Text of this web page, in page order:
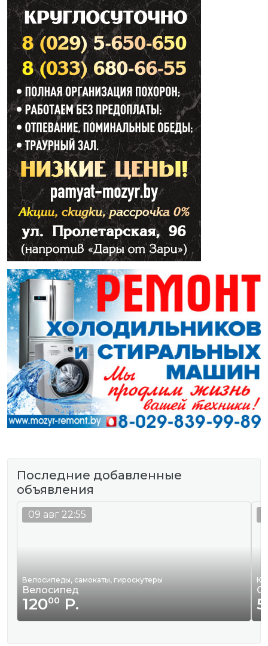
Последние добавленные
объявления
Велосипеды, самокаты, гироскутеры
Велосипед
12000Р.
09 авг 22:55